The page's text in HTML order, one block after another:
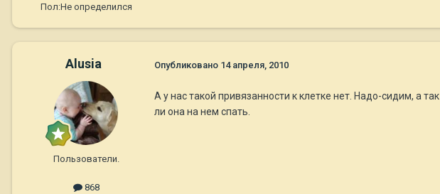
Пол:Не определился
Alusia
Пользователи.
868
Опубликовано 14 апреля, 2010
А у нас такой привязанности к клетке нет. Надо-сидим, а
ли она на нем спать.